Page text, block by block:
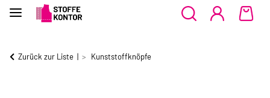
Zurück zur Liste Kunststoffknöpfe